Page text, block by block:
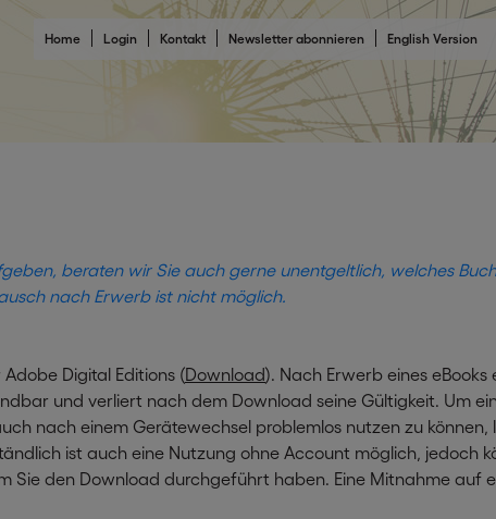
Home Login Kontakt Newsletter abonnieren English Version
beraten wir Sie auch gerne unentgeltlich, welches
nach Erwerb ist nicht möglich.
Digital Editions (Download). Nach Erwerb eines eBooks
und verliert nach dem Download seine Gültigkeit. Um
nach einem Gerätewechsel problemlos nutzen zu können,
ist auch eine Nutzung ohne Account möglich, jedoch
den Download durchgeführt haben. Eine Mitnahme auf